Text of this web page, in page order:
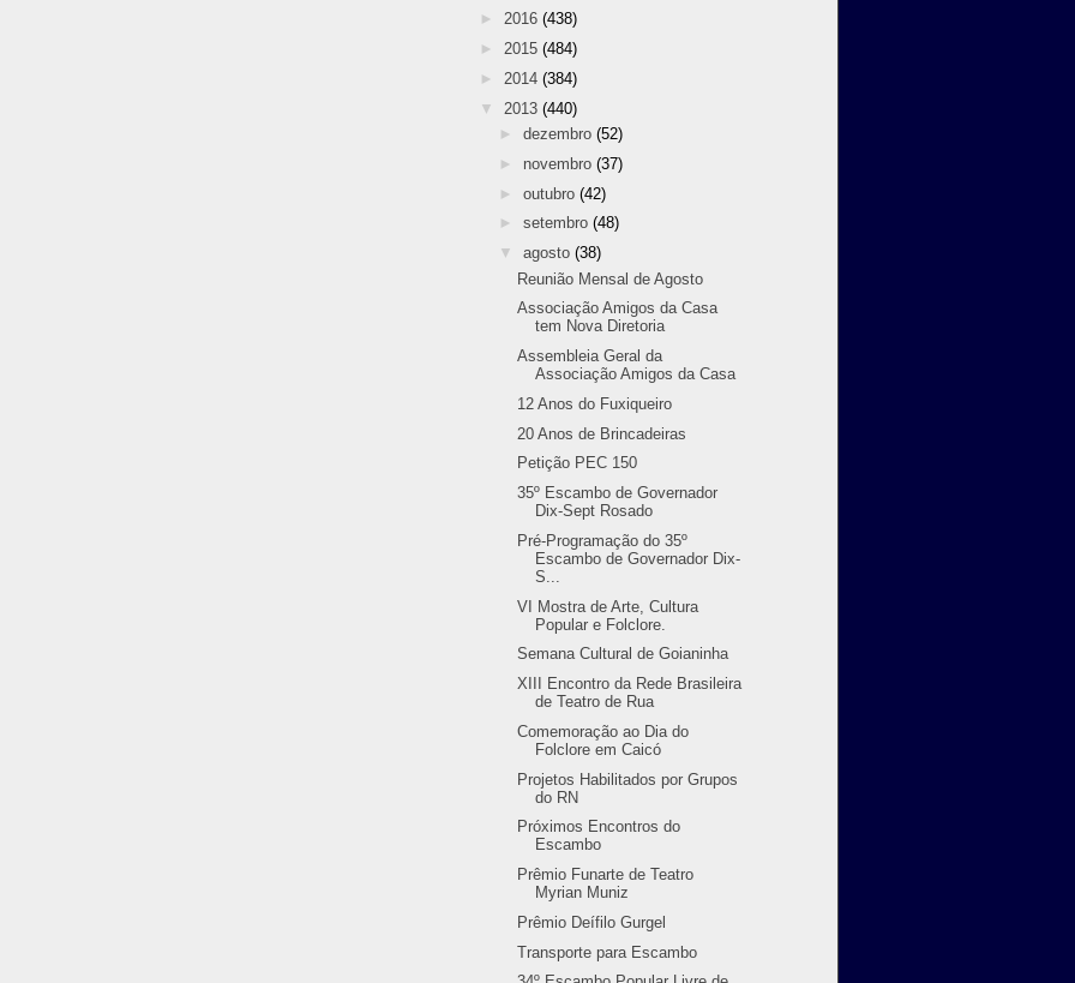
► 2016 (438)
► 2015 (484)
► 2014 (384)
▼ 2013 (440)
► dezembro (52)
► novembro (37)
► outubro (42)
► setembro (48)
▼ agosto (38)
Reunião Mensal de Agosto
Associação Amigos da Casa
tem Nova Diretoria
Assembleia Geral da
Associação Amigos da Casa
12 Anos do Fuxiqueiro
20 Anos de Brincadeiras
Petição PEC 150
35º Escambo de Governador
Dix-Sept Rosado
Pré-Programação do 35º
Escambo de Governador Dix-
S...
VI Mostra de Arte, Cultura
Popular e Folclore.
Semana Cultural de Goianinha
XIII Encontro da Rede Brasileira
de Teatro de Rua
Comemoração ao Dia do
Folclore em Caicó
Projetos Habilitados por Grupos
do RN
Próximos Encontros do
Escambo
Prêmio Funarte de Teatro
Myrian Muniz
Prêmio Deífilo Gurgel
Transporte para Escambo